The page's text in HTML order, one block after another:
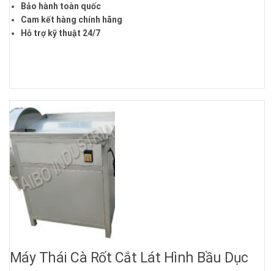
Bảo hành toàn quốc
Cam kết hàng chính hãng
Hỗ trợ kỹ thuật 24/7
Máy Thái Cà Rốt Cắt Lát Hình Bầu Dục